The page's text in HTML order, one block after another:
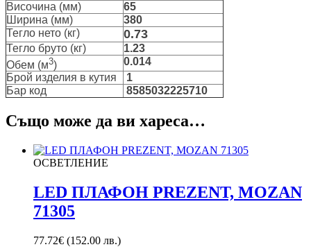
Височина (мм)
65
Ширина (мм)
380
Тегло нето (кг)
0.73
Тегло бруто (кг)
1.23
Обем (м3)
0.014
Брой изделия в кутия
1
Бар код
8585032225710
Също може да ви хареса…
ОСВЕТЛЕНИЕ
LED ПЛАФОН PREZENT, MOZAN
71305
77.72€ (152.00 лв.)